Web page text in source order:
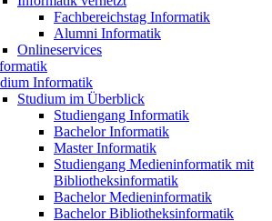
Fachbereichstag Informatik
Alumni Informatik
Onlineservices
Informatik
Studium im Überblick
Studiengang Informatik
Bachelor Informatik
Master Informatik
Studiengang Medieninformatik mit
Bibliotheksinformatik
Bachelor Medieninformatik
Bachelor Bibliotheksinformatik